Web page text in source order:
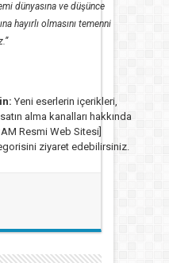
dünyasına ve düşünce
hayırlı olmasını temenni
Yeni eserlerin içerikleri,
alma kanalları hakkında
Resmi Web Sitesi]
ziyaret edebilirsiniz.